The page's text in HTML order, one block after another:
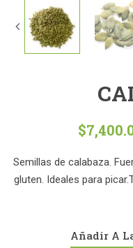
$
Semillas de calabaza.
gluten. Ideales para
Añadir A